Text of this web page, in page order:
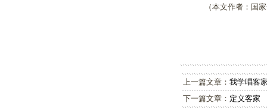
（本文作者：国家
上一篇文章：我学唱客
下一篇文章： 定义客家